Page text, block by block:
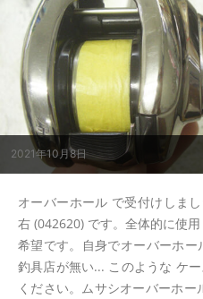
2021年10月8日
オーバーホール で受付けしま
右 (042620) です。全体的に使
希望です。自身でオーバーホ
釣具店が無い... このような ケ
ください。ムサシオーバーホ